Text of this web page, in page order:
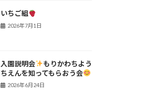
いちご組
2026年7月1日
入園説明会
もりかわちよう
ちえんを知ってもらおう会
2026年6月24日